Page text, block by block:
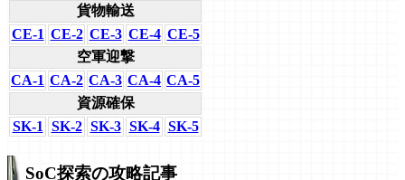
貨物輸送
CE-1 CE-2 CE-3 CE-4 CE-5
空軍迎撃
CA-1 CA-2 CA-3 CA-4 CA-5
資源確保
SK-1
SK-2 SK-3 SK-4 SK-5
SoC探索の攻略記事